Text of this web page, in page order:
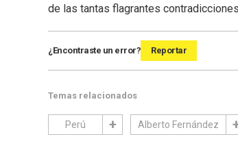
de las tantas flagrantes
¿Encontraste un error? Reportar
Temas relacionados
Perú Alberto Fernández